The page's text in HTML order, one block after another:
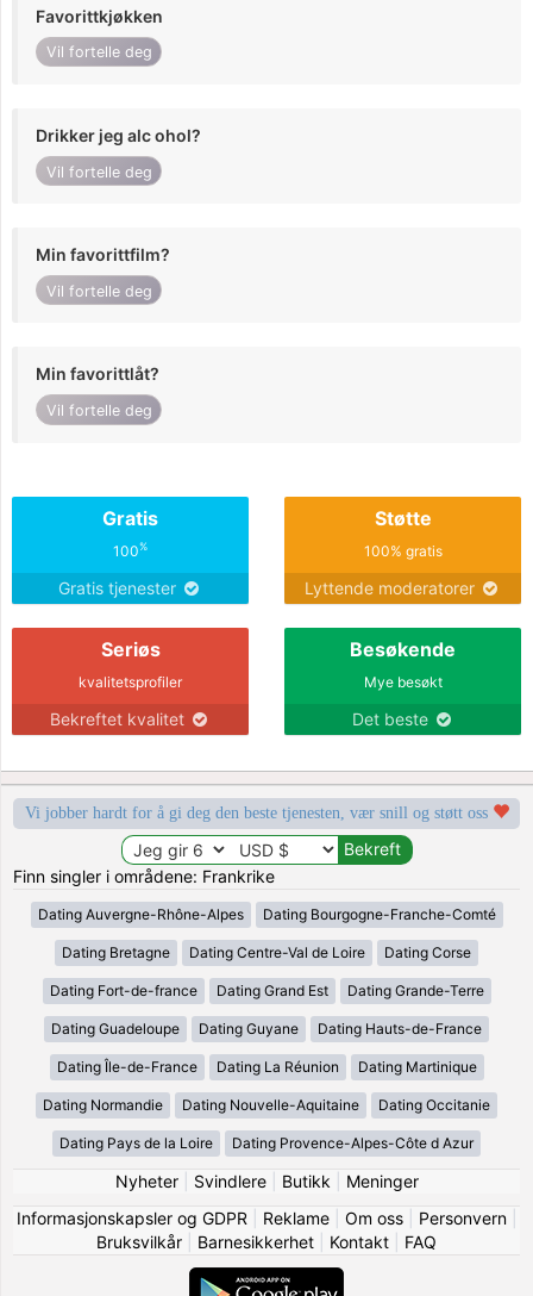
Favorittkjøkken
Vil fortelle deg
Drikker jeg alc ohol?
Vil fortelle deg
Min favorittfilm?
Vil fortelle deg
Min favorittlåt?
Vil fortelle deg
Gratis
100%
Gratis tjenester
Støtte
100% gratis
Lyttende moderatorer
Seriøs
kvalitetsprofiler
Bekreftet kvalitet
Besøkende
Mye besøkt
Det beste
Vi jobber hardt for å gi deg den beste tjenesten, vær snill og støtt oss
Finn singler i områdene: Frankrike
Dating Auvergne-Rhône-Alpes Dating Bourgogne-Franche-Comté
Dating Bretagne Dating Centre-Val de Loire Dating Corse
Dating Fort-de-france Dating Grand Est Dating Grande-Terre
Dating Guadeloupe Dating Guyane Dating Hauts-de-France
Dating Île-de-France Dating La Réunion Dating Martinique
Dating Normandie Dating Nouvelle-Aquitaine Dating Occitanie
Dating Pays de la Loire Dating Provence-Alpes-Côte d Azur
Nyheter| Svindlere| Butikk
Meninger
Informasjonskapsler og GDPR
Reklame| Om oss| Personvern|
Bruksvilkår
Barnesikkerhet Kontakt FAQ